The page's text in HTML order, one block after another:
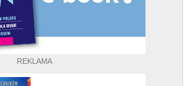
REKLAMA